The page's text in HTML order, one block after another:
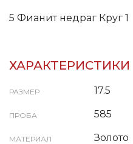
5 Фианит недраг Круг 1
ХАРАКТЕРИСТИКИ
РАЗМЕР 17.5
ПРОБА 585
МАТЕРИАЛ Золото